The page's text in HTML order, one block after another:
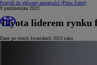
Przejdź do głównej zawartości (Press Enter)
9 października 2023
Toyota liderem rynku
Dane po trzech kwartałach 2023 roku